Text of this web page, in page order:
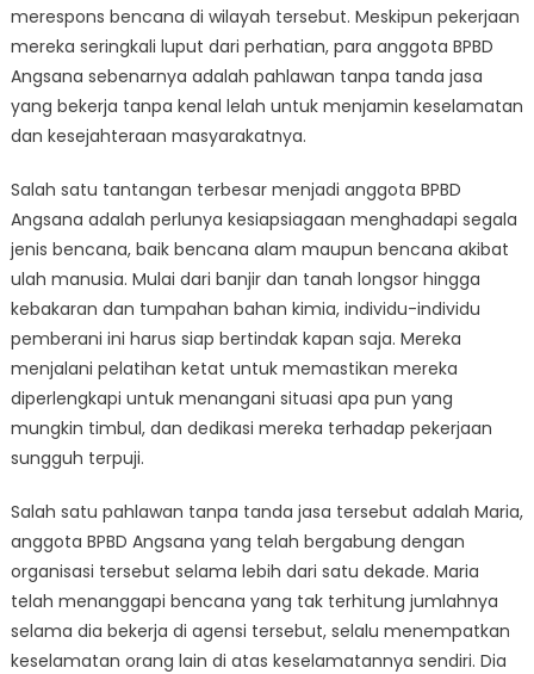
Angsana:
Kisah
Keberanian
dan
merespons bencana di wilayah tersebut. Meskipun pekerjaan
mereka seringkali luput dari perhatian, para anggota BPBD
Angsana sebenarnya adalah pahlawan tanpa tanda jasa
yang bekerja tanpa kenal lelah untuk menjamin keselamatan
dan kesejahteraan masyarakatnya.
Salah satu tantangan terbesar menjadi anggota BPBD
Angsana adalah perlunya kesiapsiagaan menghadapi segala
jenis bencana, baik bencana alam maupun bencana akibat
ulah manusia. Mulai dari banjir dan tanah longsor hingga
kebakaran dan tumpahan bahan kimia, individu-individu
pemberani ini harus siap bertindak kapan saja. Mereka
menjalani pelatihan ketat untuk memastikan mereka
diperlengkapi untuk menangani situasi apa pun yang
mungkin timbul, dan dedikasi mereka terhadap pekerjaan
sungguh terpuji.
Salah satu pahlawan tanpa tanda jasa tersebut adalah Maria,
anggota BPBD Angsana yang telah bergabung dengan
organisasi tersebut selama lebih dari satu dekade. Maria
telah menanggapi bencana yang tak terhitung jumlahnya
selama dia bekerja di agensi tersebut, selalu menempatkan
keselamatan orang lain di atas keselamatannya sendiri. Dia